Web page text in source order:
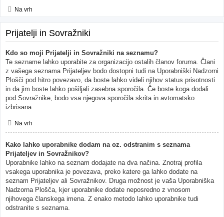
Na vrh
Prijatelji in Sovražniki
Kdo so moji Prijatelji in Sovražniki na seznamu?
Te sezname lahko uporabite za organizacijo ostalih članov foruma. Člani
z vašega seznama Prijateljev bodo dostopni tudi na Uporabniški Nadzorni
Plošči pod hitro povezavo, da boste lahko videli njihov status prisotnosti
in da jim boste lahko pošiljali zasebna sporočila. Če boste koga dodali
pod Sovražnike, bodo vsa njegova sporočila skrita in avtomatsko
izbrisana.
Na vrh
Kako lahko uporabnike dodam na oz. odstranim s seznama
Prijateljev in Sovražnikov?
Uporabnike lahko na seznam dodajate na dva načina. Znotraj profila
vsakega uporabnika je povezava, preko katere ga lahko dodate na
seznam Prijateljev ali Sovražnikov. Druga možnost je vaša Uporabniška
Nadzorna Plošča, kjer uporabnike dodate neposredno z vnosom
njihovega članskega imena. Z enako metodo lahko uporabnike tudi
odstranite s seznama.